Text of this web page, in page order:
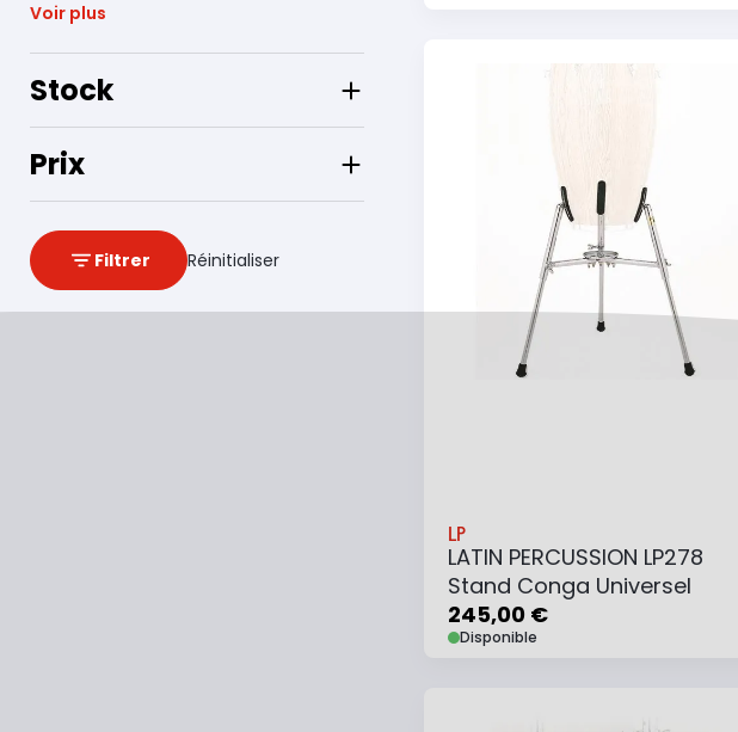
Voir plus
Stock
Prix
Filtrer Réinitialiser
LP
LATIN PERCUSSION LP278
Stand Conga Universel
245,00 €
Disponible